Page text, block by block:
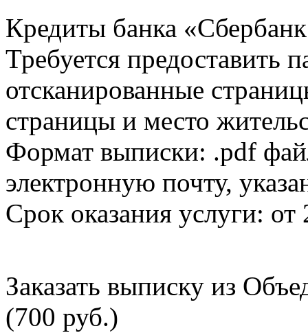
Кредиты банка
Требуется предоставить
отсканированные
страницы и место
Формат выписки: .pdf
электронную почту,
Срок оказания услуги: от
Заказать выписку из
(700 руб.)